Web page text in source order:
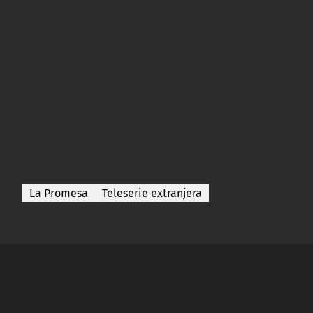
La Promesa Teleserie extranjera